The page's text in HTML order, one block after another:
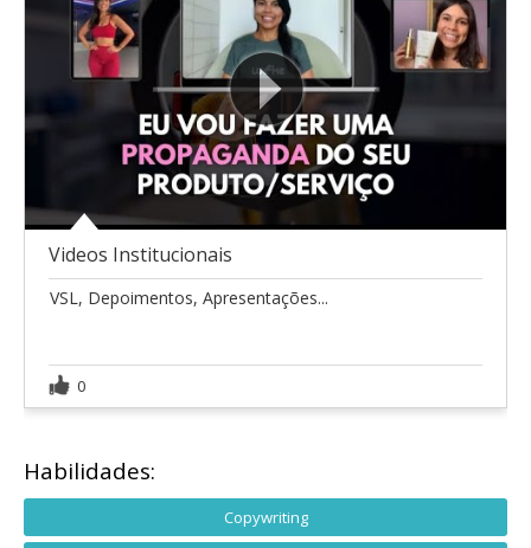
Videos Institucionais
VSL, Depoimentos, Apresentações...
0
Habilidades:
Copywriting